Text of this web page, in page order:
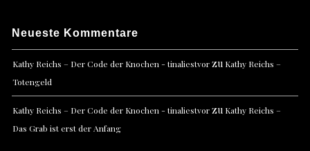
Neueste Kommentare
Kathy Reichs – Der Code der Knochen - tinaliestvorzu Kathy Reichs –
Totengeld
Kathy Reichs – Der Code der Knochen - tinaliestvorzu Kathy Reichs –
Das Grab ist erst der Anfang